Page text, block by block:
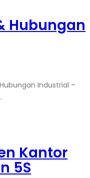
Hubungan
Industrial –
Kantor
5S